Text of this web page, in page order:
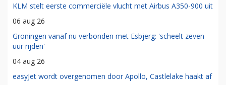
KLM stelt eerste commerciële vlucht met Airbus A350-900 uit
06 aug 26
Groningen vanaf nu verbonden met Esbjerg: 'scheelt zeven
uur rijden'
04 aug 26
easyJet wordt overgenomen door Apollo, Castlelake haakt af